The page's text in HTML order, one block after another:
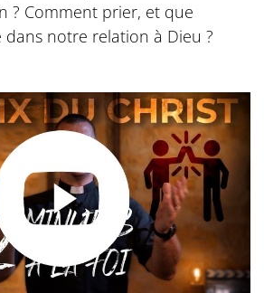
? Comment prier, et que
dans notre relation à Dieu ?